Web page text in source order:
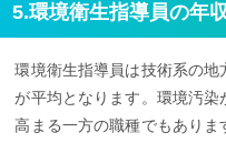
5.環境衛生指導員の年
環境衛生指導員は技術系の
が平均となります。環境汚
高まる一方の職種でもあり